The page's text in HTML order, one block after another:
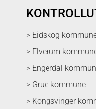
> Eidskog
> Elverum
> Engerdal
> Grue kommune
> Kongsvinger